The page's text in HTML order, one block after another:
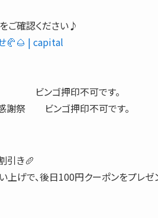
ご確認ください♪
🥐🌰 | capital
市 ビンゴ押印不可です。
祭 ビンゴ押印不可です。
引き🥖
げで、後日100円クーポンをプレゼ